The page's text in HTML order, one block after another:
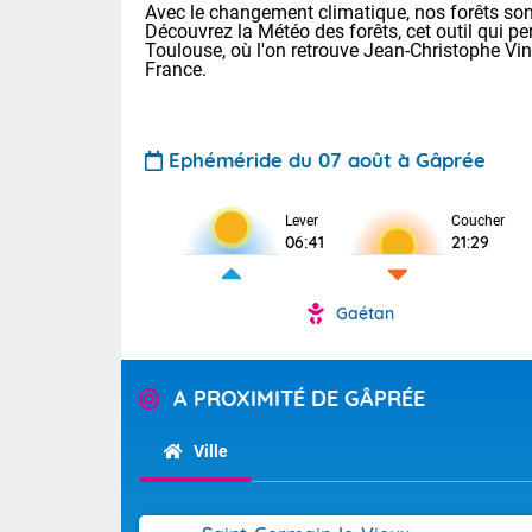
Pour la
Tendance
Avec le changement climatique, nos forêts
Découvrez la Météo des forêts, cet outil qui
Toulouse, où l'on retrouve Jean-Christophe
France.
Ephéméride du 07 août à Gâprée
Lever
06:41
Coucher
21:29
Gaétan
A PROXIMITÉ DE GÂPRÉE
Ville
Voici les
: 18/25 Paris
Clermont-
Lille : 18/26
Cet après-
Calme,
territoire.
mistral